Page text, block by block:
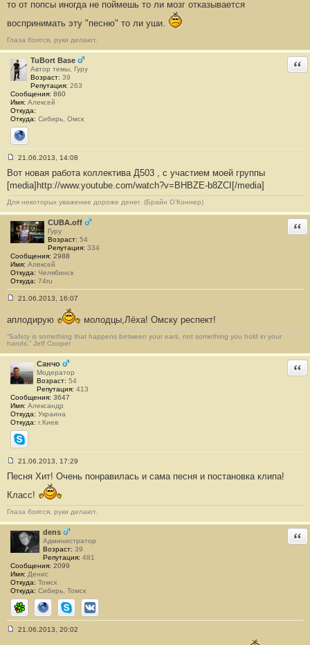
б
щ
н
и
е
#
3
то от попсы иногда не поймешь то ли мозг отказывается
воспринимать эту "песню" то ли уши.
Глаза боятся, руки делают.
TuBort Base
Автор темы, Гуру
Возраст: 39
Репутация: 263
Сообщения: 860
Имя: Алексей
Откуда:
Откуда: Сибирь, Омск
Сайт
о
б
щ
е
н
и
е
#
21.06.2013, 14:08
Вот новая работа коллектива Д503 , с участием моей группы
[media]http://www.youtube.com/watch?v=BHBZE-b8ZCI[/media]
Для некоторых уважение дороже денег. (Брайн О’Коннер)
CUBA.off
Гуру
Возраст: 54
Репутация: 334
Сообщения: 2988
Имя: Алексей
Откуда: Челябинск
Откуда: 74ru
о
б
щ
е
н
и
е
#
21.06.2013, 16:07
аплодирую молодцы,Лёха! Омску респект!
“Safety is something that happens between your ears, not something you hold in your
hands.” Jeff Cooper
Санчо
Модератор
Возраст: 54
Репутация: 413
Сообщения: 3647
Имя: Александр
Откуда: Украина
Откуда: г.Киев
Skype
о
б
щ
и
е
21.06.2013, 17:29
Песня Хит! Очень понравилась и сама песня и постановка клипа!
Класс!
Глаза боятся, руки делают.
dens
Администратор
Возраст: 39
Репутация: 481
Сообщения: 2099
Имя: Денис
Откуда: Томск
Откуда: Сибирь, Томск
ICQ СайтSkypeВКонтакте
21.06.2013, 20:02